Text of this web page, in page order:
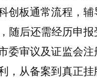
创板通常流程，
随后还需经历申
委审议及证监会
，从备案到真正